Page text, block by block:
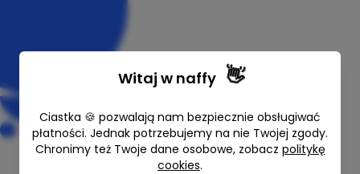
Pierwsza konsultacja z
Witaj w naffy 👋
Ciastka 🍪 pozwalają nam bezpiecznie obsługiwać
płatności. Jednak potrzebujemy na nie Twojej zgody.
Chronimy też Twoje dane osobowe, zobacz politykę
cookies.